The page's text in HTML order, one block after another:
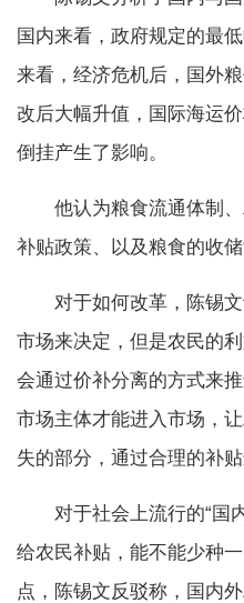
国内来看，政府规定的最
来看，经济危机后，国外
改后大幅升值，国际海运
倒挂产生了影响。
他认为粮食流通体制
补贴政策、以及粮食的收
对于如何改革，陈锡
市场来决定，但是农民的
会通过价补分离的方式来
市场主体才能进入市场，
失的部分，通过合理的补贴
对于社会上流行的“国
给农民补贴，能不能少种
点，陈锡文反驳称，国内